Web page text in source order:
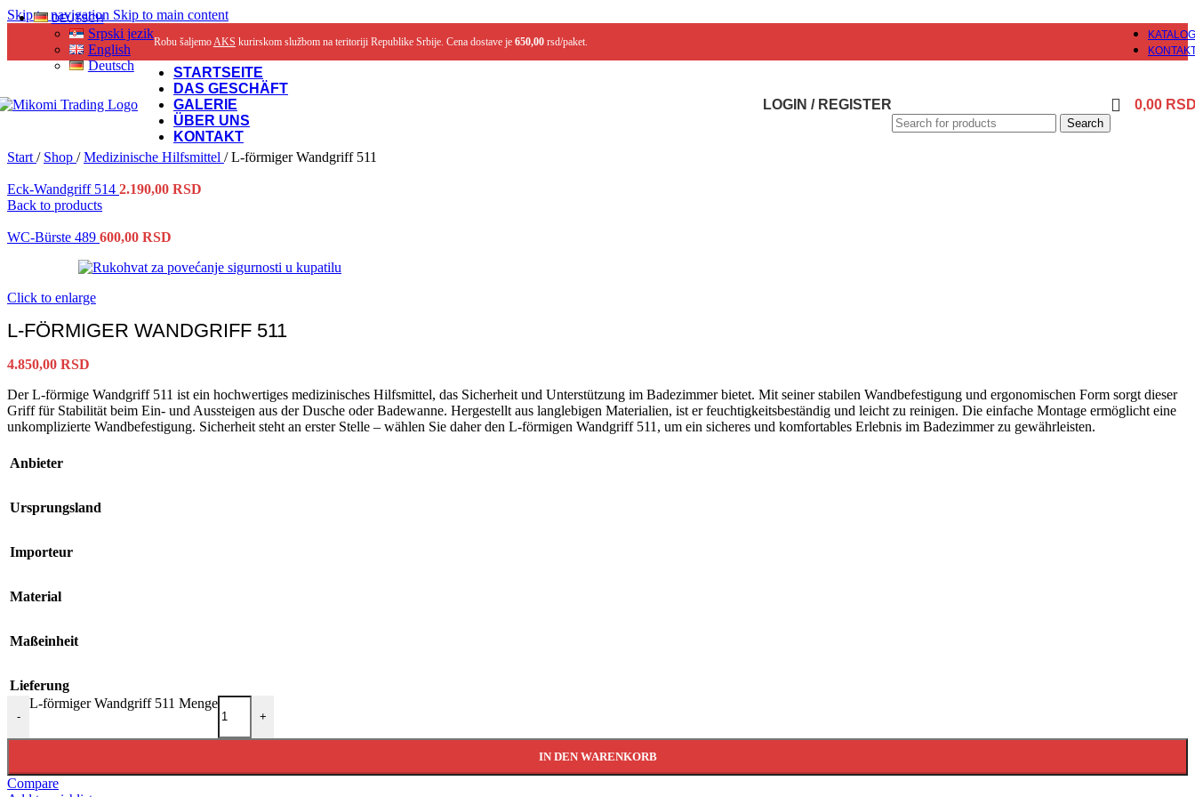
Skip to navigation Skip to main content
DEUTSCH
Srpski jezik
English
Deutsch
Robu šaljemoAKS kurirskom službom na teritoriji Republike Srbije. Cena dostave je 650,00rsd/paket.
KATALOG
STARTSEITE
DAS GESCHÄFT
GALERIE
ÜBER UNS
KONTAKT
LOGIN / REGISTER
Search
0,00
Start / Shop / Medizinische Hilfsmittel / L-förmiger Wandgriff 511
Eck-Wandgriff 514 2.190,00 RSD
Back to products
WC-Bürste 489 600,00 RSD
Click to enlarge
L-FÖRMIGER WANDGRIFF 511
4.850,00 RSD
Der L-förmige Wandgriff 511 ist ein hochwertiges medizinisches Hilfsmittel, das Sicherheit und Unterstützung im Badezimmer bietet. Mit seiner stabilen Wandbefestigung und ergonomischen Form sorgt dieser
Griff für Stabilität beim Ein- und Aussteigen aus der Dusche oder Badewanne. Hergestellt aus langlebigen Materialien, ist er feuchtigkeitsbeständig und leicht zu reinigen. Die einfache Montage ermöglicht eine
unkomplizierte Wandbefestigung. Sicherheit steht an erster Stelle – wählen Sie daher den L-förmigen Wandgriff 511, um ein sicheres und komfortables Erlebnis im Badezimmer zu gewährleisten.
Anbieter
Ursprungsland
Importeur
Material
Maßeinheit
Lieferung
-
L-förmiger Wandgriff 511 Menge
+
IN DEN WARENKORB
Compare